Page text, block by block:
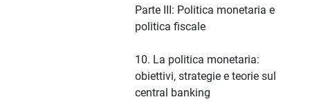
Parte III: Politica monetaria e
politica fiscale
10. La politica monetaria:
obiettivi, strategie e teorie sul
central banking